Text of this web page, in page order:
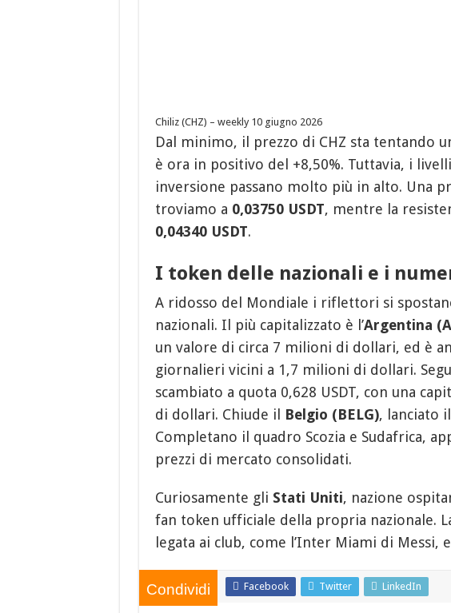
Chiliz (CHZ) – weekly 10 giugno 2026
Dal minimo, il prezzo di CHZ sta tentando
è ora in positivo del +8,50%. Tuttavia, i
inversione passano molto più in alto. Una
troviamo a 0,03750 USDT, mentre la
0,04340 USDT.
I token delle nazionali e i
A ridosso del Mondiale i riflettori si
nazionali. Il più capitalizzato è l’Argentina
un valore di circa 7 milioni di dollari, ed è
giornalieri vicini a 1,7 milioni di dollari.
scambiato a quota 0,628 USDT, con una
di dollari. Chiude il
Belgio (BELG), lanciato
Completano il quadro Scozia e Sudafrica,
prezzi di mercato consolidati.
Curiosamente gli Stati Uniti, nazione
fan token ufficiale della propria nazionale.
legata ai club, come l’Inter Miami di Messi,
Condividi Facebook Twitter LinkedIn